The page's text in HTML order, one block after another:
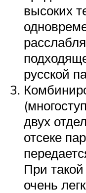
высоких
русской
двух
отсеке
При такой
очень